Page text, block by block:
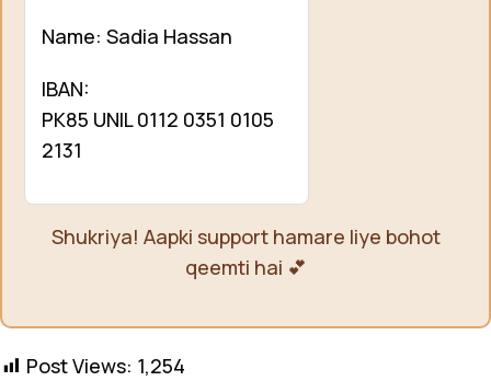
Name: Sadia Hassan
IBAN:
PK85 UNIL 0112 0351 0105
2131
Shukriya! Aapki support hamare liye bohot
qeemti hai 💕
Post Views: 1,254